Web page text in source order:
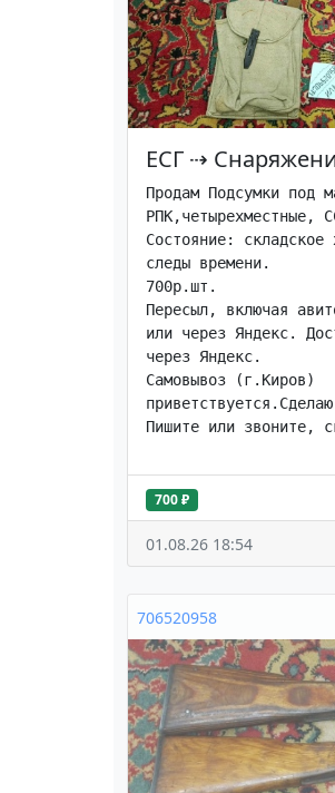
ЕСГ ⇢
Продам Подсумки под
РПК,четырехместные,
Состояние: складское
следы времени.
700р.шт.
Пересыл, включая
или через Яндекс.
через Яндекс.
Самовывоз (г.Киров)
Пишите или звоните,
700 ₽
01.08.26 18:54
706520958